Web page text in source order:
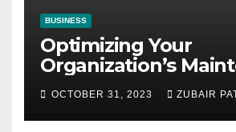
BUSINESS
Optimizing Your
Organization’s
Strategy for
Sustainability
OCTOBER 31, 2023 ZUBAIR